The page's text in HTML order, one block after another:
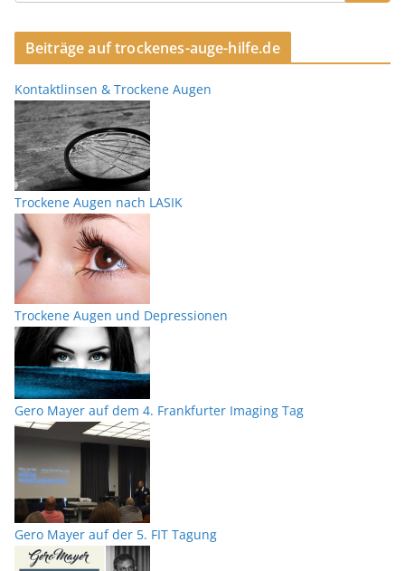
Beiträge auf trockenes-auge-hilfe.de
Kontaktlinsen & Trockene Augen
Trockene Augen nach LASIK
Trockene Augen und Depressionen
Gero Mayer auf dem 4. Frankfurter Imaging Tag
Gero Mayer auf der 5. FIT Tagung